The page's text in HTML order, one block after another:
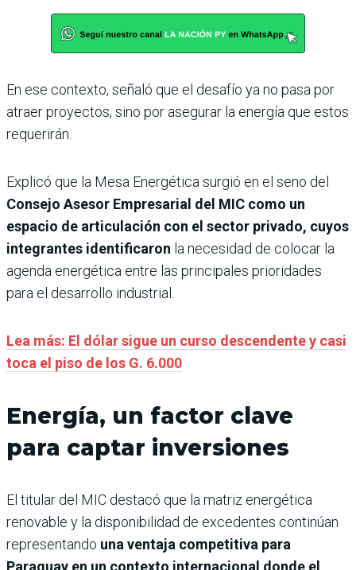
En ese contexto, señaló que el desafío ya no pasa por
atraer proyectos, sino por asegurar la energía que estos
requerirán.
Explicó que la Mesa Energética surgió en el seno del
Consejo Asesor Empresarial del MIC como un
espacio de articulación con el sector privado, cuyos
integrantes identificaron la necesidad de colocar la
agenda energética entre las principales prioridades
para el desarrollo industrial.
Lea más: El dólar sigue un curso descendente y casi
toca el piso de los G. 6.000
Energía, un factor clave
para captar inversiones
El titular del MIC destacó que la matriz energética
renovable y la disponibilidad de excedentes continúan
representando una ventaja competitiva para
Paraguay en un contexto internacional donde el